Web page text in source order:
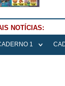
NOTÍCIAS:
1